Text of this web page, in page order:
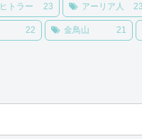
ヒトラー 23 アーリア人 23
22 金鳥山 21